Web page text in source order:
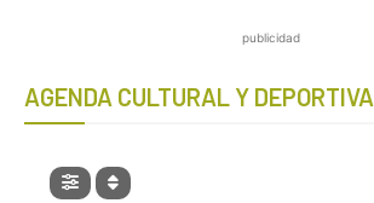
publicidad
AGENDA CULTURAL Y DEPORTIVA